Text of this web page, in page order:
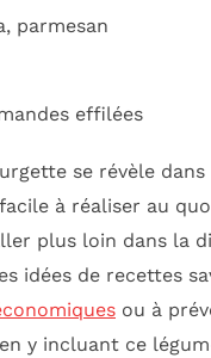
parmesan
effilées
se révèle
à réaliser au
plus loin dans la
idées de recettes
ou à
y incluant ce